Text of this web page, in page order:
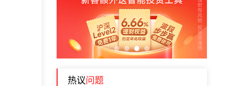
1 2 3 4
热议问题